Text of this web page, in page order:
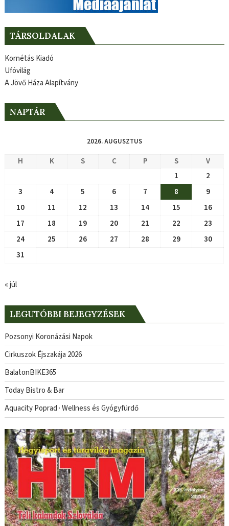
TÁRSOLDALAK
Kornétás Kiadó
Ufóvilág
A Jövő Háza Alapítvány
NAPTÁR
2026. AUGUSZTUS
H K S C P S
V
1
2
3
4 5 6 7 8
9
10
11 12 13 14 15
16
17
18 19 20 21 22
23
24
25 26 27 28 29
30
31
« júl
LEGUTÓBBI BEJEGYZÉSEK
Pozsonyi Koronázási Napok
Cirkuszok Éjszakája 2026
BalatonBIKE365
Today Bistro & Bar
Aquacity Poprad · Wellness és Gyógyfürdő